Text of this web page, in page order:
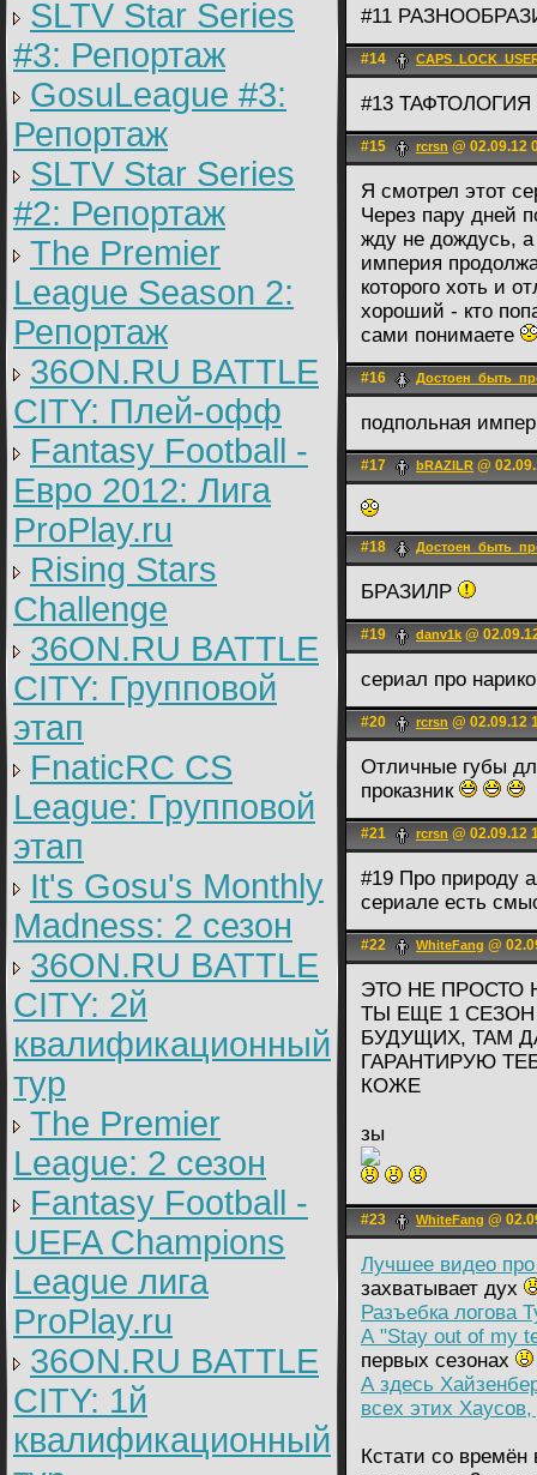
SLTV Star Series
#3: Репортаж
GosuLeague #3:
Репортаж
SLTV Star Series
#2: Репортаж
The Premier
League Season 2:
Репортаж
36ON.RU BATTLE
CITY: Плей-офф
Fantasy Football -
Евро 2012: Лига
ProPlay.ru
Rising Stars
Challenge
36ON.RU BATTLE
CITY: Групповой
этап
FnaticRC CS
League: Групповой
этап
It's Gosu's Monthly
Madness: 2 сезон
36ON.RU BATTLE
CITY: 2й
квалификационный
тур
The Premier
League: 2 cезон
Fantasy Football -
UEFA Champions
League лига
ProPlay.ru
36ON.RU BATTLE
CITY: 1й
квалификационный
#11
#14
#13 ТАФТОЛОГИЯ
#15 rcrsn @ 02.09.12
Я смотрел этот
Через пару дней
жду не дождусь,
империя
которого хоть и
хороший - кто
сами понимаете
#16
подпольная
#17 bRAZILR @
#18
БРАЗИЛР
#19 danv1k @
сериал про
#20 rcrsn @ 02.09.12
Отличные губы
проказник
#21 rcrsn @ 02.09.12
#19 Про природу
сериале есть
#22 WhiteFаng @
ЭТО НЕ ПРОСТО
ТЫ ЕЩЕ 1
БУДУЩИХ, ТАМ
ГАРАНТИРУЮ
КОЖЕ
зы
#23 WhiteFаng @
Лучшее видео
захватывает дух
Разъебка логова
А "Stay out of my
первых сезонах
А здесь
всех этих
Кстати со времён